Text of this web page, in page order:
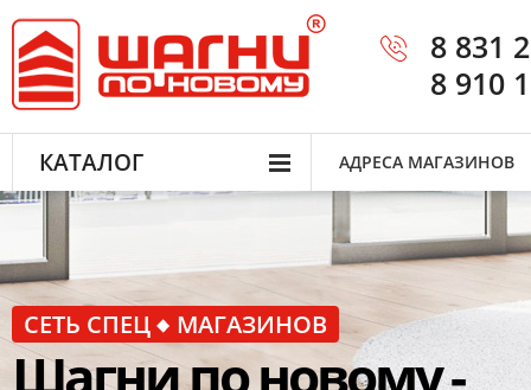
8 831
8 910
КАТАЛОГ АДРЕСА МАГАЗИНОВ
СЕТЬ СПЕЦ МАГАЗИНОВ
Шагни по новому -